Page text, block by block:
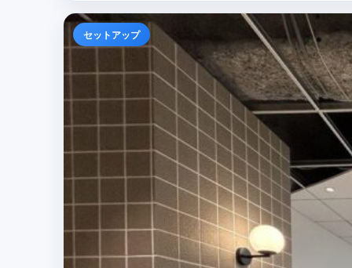
セットアップ